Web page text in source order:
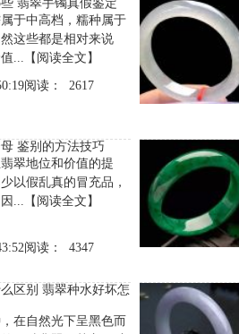
翡翠手镯真假鉴定
中高档，糯种属于
这些都是相对来说
... 【阅读全文】
阅读： 2617
鉴别的方法技巧
地位和价值的提
以假乱真的冒充品，
... 【阅读全文】
阅读： 4347
区别 翡翠种水好坏怎
在自然光下呈黑色而